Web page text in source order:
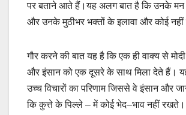
पर बताने आते हैं।यह अलग बात है कि उनके मन
और उनके मुठीभर भक्तों के इलावा और कोई नहीं
गौर करने की बात यह है कि एक ही वाक्य से मोदी
और इंसान को एक दूसरे के साथ मिला देते हैं।
उच्च विचारों का परिणाम जिससे वे इंसान और
कि कुत्ते के पिल्ले – में कोई भेद–भाव नहीं रखते।